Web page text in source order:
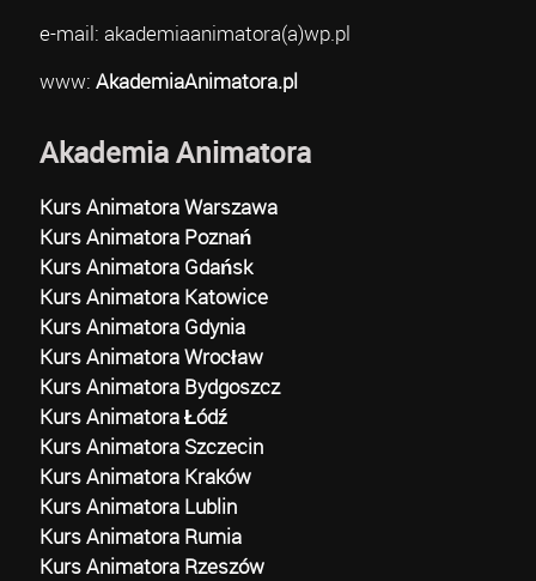
e-mail: akademiaanimatora(a)wp.pl
www: AkademiaAnimatora.pl
Akademia Animatora
Kurs Animatora Warszawa
Kurs Animatora Poznań
Kurs Animatora Gdańsk
Kurs Animatora Katowice
Kurs Animatora Gdynia
Kurs Animatora Wrocław
Kurs Animatora Bydgoszcz
Kurs Animatora Łódź
Kurs Animatora Szczecin
Kurs Animatora Kraków
Kurs Animatora Lublin
Kurs Animatora Rumia
Kurs Animatora Rzeszów